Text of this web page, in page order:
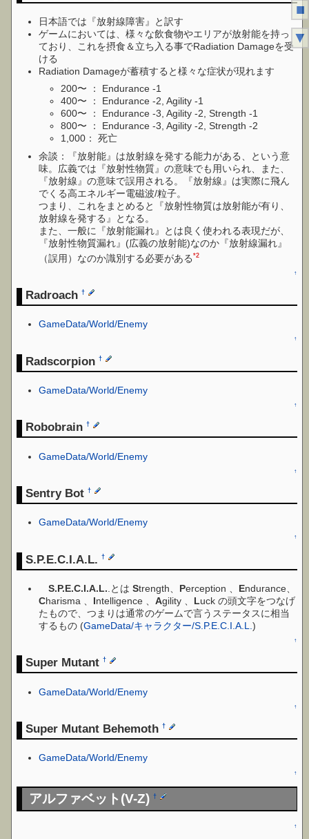
日本語では『放射線障害』と訳す
ゲームにおいては、様々な飲食物やエリアが放射能を持っ
ており、これを摂食＆立ち入る事でRadiation Damageを受
ける
Radiation Damageが蓄積すると様々な症状が現れます
200〜 ： Endurance -1
400〜 ： Endurance -2, Agility -1
600〜 ： Endurance -3, Agility -2, Strength -1
800〜 ： Endurance -3, Agility -2, Strength -2
1,000： 死亡
余談：『放射能』は放射線を発する能力がある、という意
味。広義では『放射性物質』の意味でも用いられ、また、
『放射線』の意味で誤用される。『放射線』は実際に飛ん
でくる高エネルギー電磁波/粒子。
つまり、これをまとめると『放射性物質は放射能が有り、
放射線を発する』となる。
また、一般に『放射能漏れ』とは良く使われる表現だが、
『放射性物質漏れ』(広義の放射能)なのか『放射線漏れ』
（誤用）なのか識別する必要がある*2
↑
Radroach†
GameData/World/Enemy
↑
Radscorpion†
GameData/World/Enemy
↑
Robobrain†
GameData/World/Enemy
↑
Sentry Bot†
GameData/World/Enemy
↑
S.P.E.C.I.A.L.†
S.P.E.C.I.A.L. .とはStrength、 Perception 、 Endurance、
Charisma 、 Intelligence 、Agility 、 Luck の頭文字をつなげ
たもので、つまりは通常のゲームで言うステータスに相当
するもの (GameData/キャラクター/S.P.E.C.I.A.L.)
↑
Super Mutant†
GameData/World/Enemy
↑
Super Mutant Behemoth†
GameData/World/Enemy
↑
アルファベット(V-Z)†
↑
■
▼